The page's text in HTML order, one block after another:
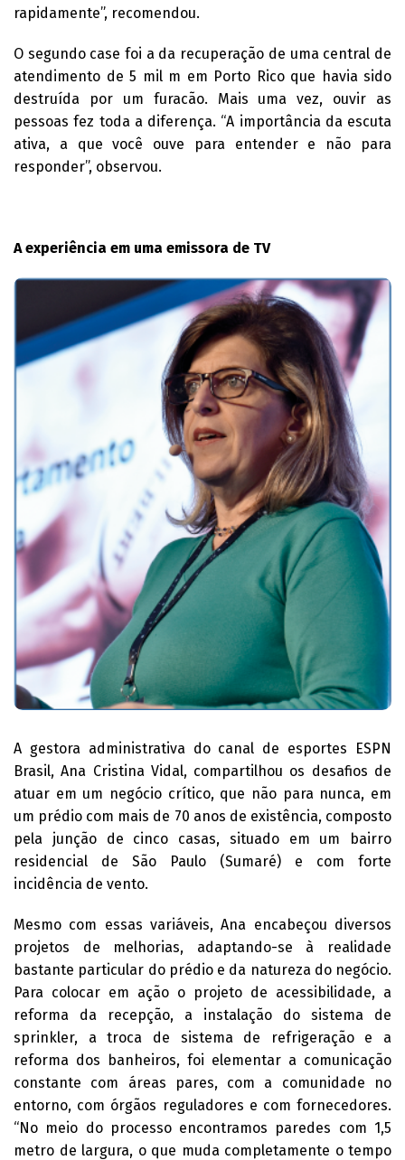
rapidamente”, recomendou.
O segundo case foi a da recuperação de uma central de
atendimento de 5 mil m em Porto Rico que havia sido
destruída por um furacão. Mais uma vez, ouvir as
pessoas fez toda a diferença. “A importância da escuta
ativa, a que você ouve para entender e não para
responder”, observou.
A experiência em uma emissora de TV
A gestora administrativa do canal de esportes ESPN
Brasil, Ana Cristina Vidal, compartilhou os desafios de
atuar em um negócio crítico, que não para nunca, em
um prédio com mais de 70 anos de existência, composto
pela junção de cinco casas, situado em um bairro
residencial de São Paulo (Sumaré) e com forte
incidência de vento.
Mesmo com essas variáveis, Ana encabeçou diversos
projetos de melhorias, adaptando-se à realidade
bastante particular do prédio e da natureza do negócio.
Para colocar em ação o projeto de acessibilidade, a
reforma da recepção, a instalação do sistema de
sprinkler, a troca de sistema de refrigeração e a
reforma dos banheiros, foi elementar a comunicação
constante com áreas pares, com a comunidade no
entorno, com órgãos reguladores e com fornecedores.
“No meio do processo encontramos paredes com 1,5
metro de largura, o que muda completamente o tempo